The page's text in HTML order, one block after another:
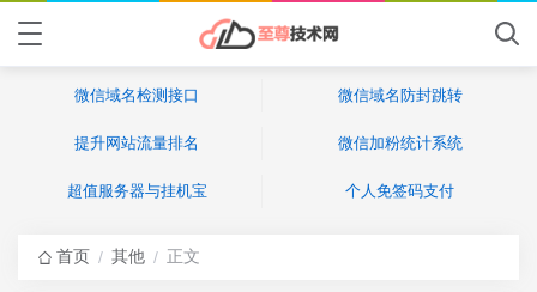
微信域名检测接口 微信域名防封跳转
提升网站流量排名 微信加粉统计系统
超值服务器与挂机宝 个人免签码支付
首页 / 其他 / 正文